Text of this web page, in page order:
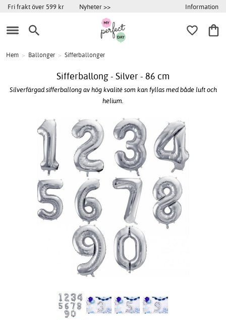
Fri frakt över 599 kr Nyheter >> Information
Hem > Ballonger > Sifferballonger
Sifferballong - Silver - 86 cm
Silverfärgad sifferballong av hög kvalité som kan fyllas med både luft och
helium.